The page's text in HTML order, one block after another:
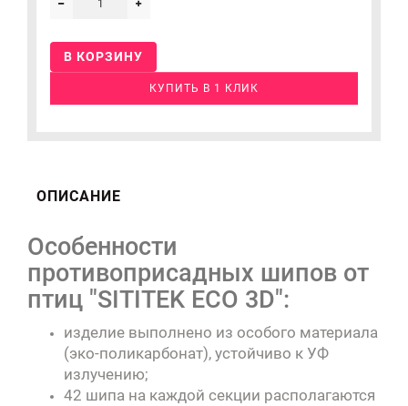
В КОРЗИНУ
КУПИТЬ В 1 КЛИК
ОПИСАНИЕ
Особенности
противоприсадных шипов от
птиц "SITITEK ECO 3D":
изделие выполнено из особого материала
(эко-поликарбонат), устойчиво к УФ
излучению;
42 шипа на каждой секции располагаются